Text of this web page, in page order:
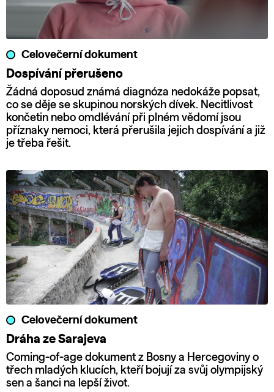
Celovečerní dokument
Dospívání přerušeno
Žádná doposud známá diagnóza nedokáže popsat,
co se děje se skupinou norských dívek. Necitlivost
končetin nebo omdlévání při plném vědomí jsou
příznaky nemoci, která přerušila jejich dospívání a již
je třeba řešit.
Celovečerní dokument
Dráha ze Sarajeva
Coming-of-age dokument z Bosny a Hercegoviny o
třech mladých klucích, kteří bojují za svůj olympijský
sen a šanci na lepší život.